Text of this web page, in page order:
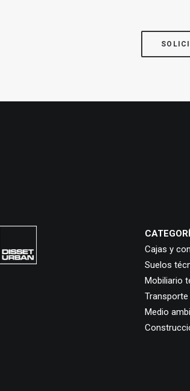
Cajas y
Suelos
Mobiliario
Medio